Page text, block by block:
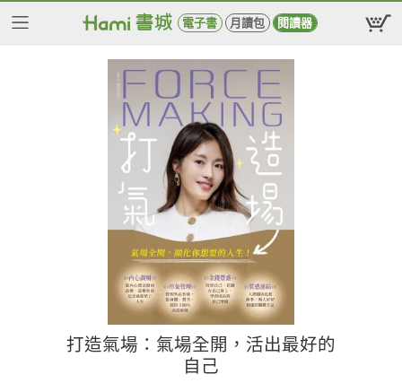
電子書 月讀包 閱讀器
打造氣場：氣場全開，活出最好的
自己